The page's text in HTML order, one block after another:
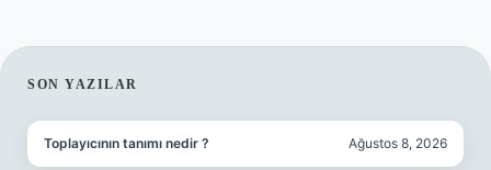
SIDEBAR
SON YAZILAR
Toplayıcının tanımı nedir ? Ağustos 8, 2026